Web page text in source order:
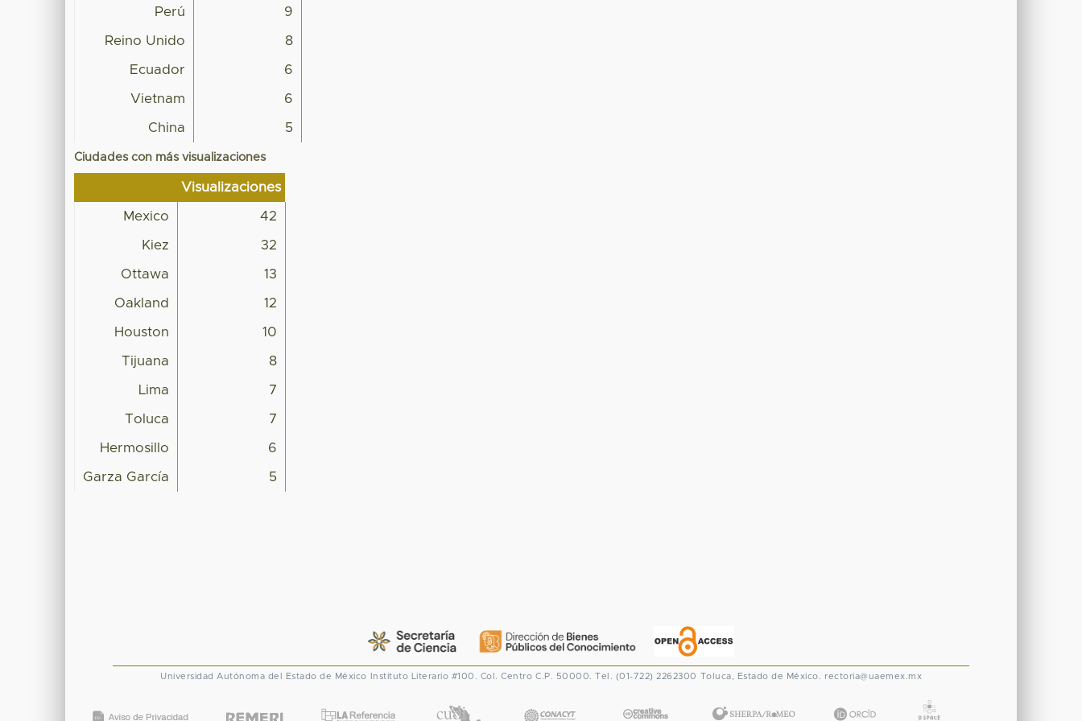
Perú 9
Reino Unido 8
Ecuador 6
Vietnam 6
China 5
Ciudades con más visualizaciones
Visualizaciones
Mexico 42
Kiez 32
Ottawa 13
Oakland 12
Houston 10
Tijuana 8
Lima 7
Toluca 7
Hermosillo 6
Garza García 5
Universidad Autónoma del Estado de México Instituto Literario #100. Col. Centro C.P. 50000. Tel. (01-722) 2262300 Toluca, Estado de México. rectoria@uaemex.mx